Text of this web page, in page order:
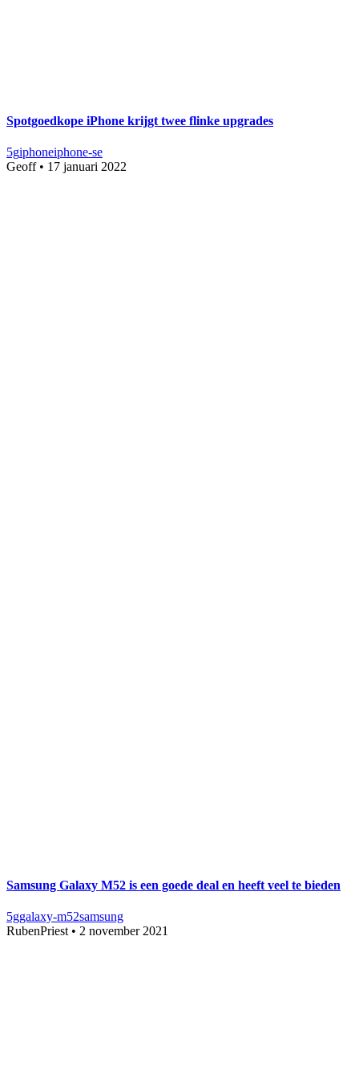
Spotgoedkope iPhone krijgt twee flinke upgrades
5giphoneiphone-se
Geoff• 17 januari 2022
Samsung Galaxy M52 is een goede deal en heeft veel te bieden
5ggalaxy-m52samsung
RubenPriest• 2 november 2021